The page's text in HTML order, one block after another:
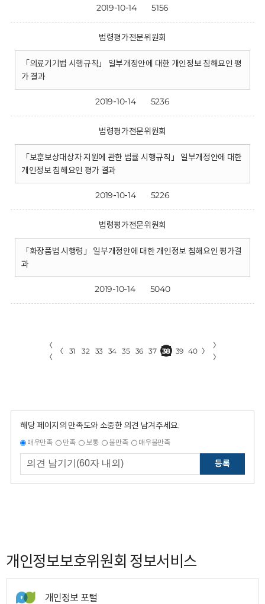
2019-10-14 5156
법령평가전문위원회
「의료기기법 시행규칙」 일부개정안에 대한 개인정보 침해요인 평
가 결과
2019-10-14 5236
법령평가전문위원회
「보훈보상대상자 지원에 관한 법률 시행규칙」 일부개정안에 대한
개인정보 침해요인 평가 결과
2019-10-14 5226
법령평가전문위원회
「화장품법 시행령」 일부개정안에 대한 개인정보 침해요인 평가결
과
2019-10-14 5040
〈
〈
〈 31 32 33 34 35 36 37 38 39 40 〉
〉
〉
해당 페이지의 만족도와 소중한 의견 남겨주세요.
매우만족 만족 보통 불만족 매우불만족
등록
개인정보보호위원회 정보서비스
개인정보 포털